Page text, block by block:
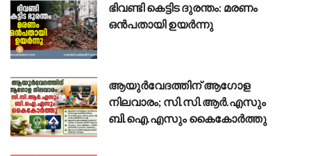
ഭിവണ്ടി കെട്ടിട ദുരന്തം: മരണം
ഒൻപതായി ഉയർന്നു
ആയുർവേദത്തിന് ആഗോള
നിലവാരം; സി.സി.ആർ.എസും
ബി.ഐ.എസും കൈകോർത്തു